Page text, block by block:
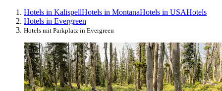
Hotels in KalispellHotels in MontanaHotels in USAHotels
Hotels in Evergreen
Hotels mit Parkplatz in Evergreen